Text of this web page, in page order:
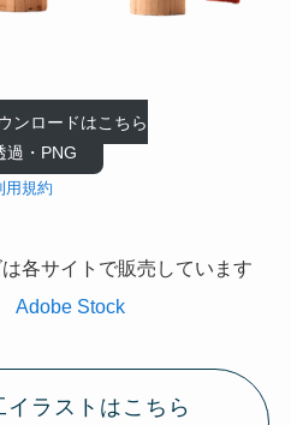
ンロードはこちら
・PNG
用規約
各サイトで販売しています
Adobe Stock
イラストはこちら